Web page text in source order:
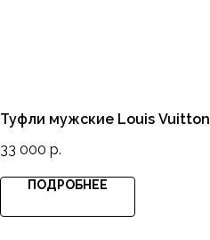
Туфли мужские Louis Vuitton
33 000 р.
ПОДРОБНЕЕ